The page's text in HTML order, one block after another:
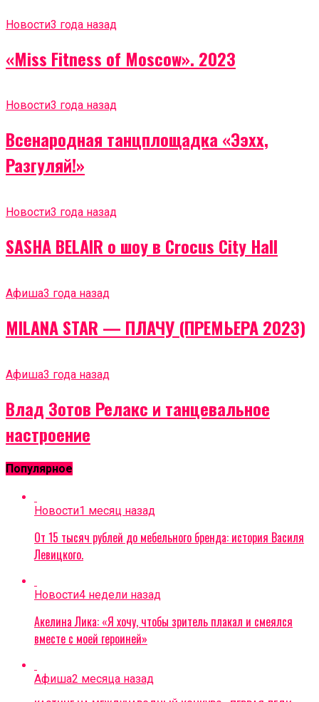
Новости3 года назад
«Miss Fitness of Moscow». 2023
Новости3 года назад
Всенародная танцплощадка «Ээхх,
Разгуляй!»
Новости3 года назад
SASHA BELAIR о шоу в Crocus City Hall
Афиша3 года назад
MILANA STAR — ПЛАЧУ (ПРЕМЬЕРА 2023)
Афиша3 года назад
Влад Зотов Релакс и танцевальное
настроение
Популярное
Новости1 месяц назад
От 15 тысяч рублей до мебельного бренда: история Василя
Левицкого.
Новости4 недели назад
Акелина Лика: «Я хочу, чтобы зритель плакал и смеялся
вместе с моей героиней»
Афиша2 месяца назад